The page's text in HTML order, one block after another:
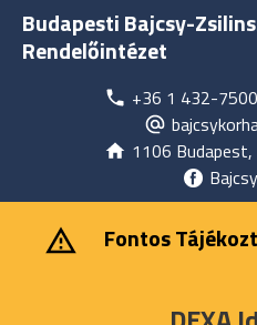
Budapesti Bajcsy-
Rendelőintézet
+36 1 432-
1106
‎Fontos